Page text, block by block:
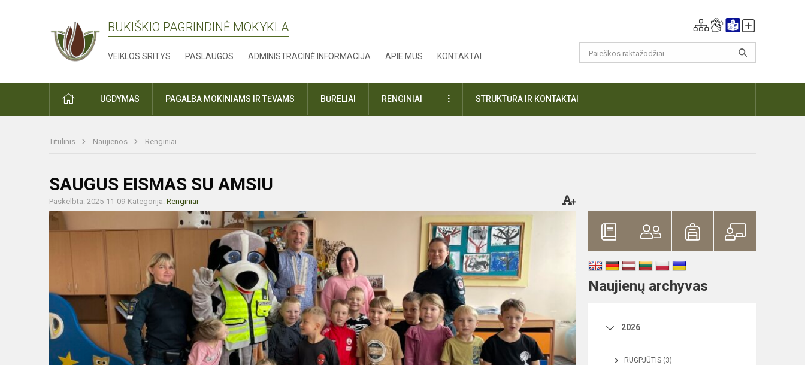
BUKIŠKIO PAGRINDINĖ MOKYKLA
VEIKLOS SRITYS PASLAUGOS ADMINISTRACINĖ INFORMACIJA APIE MUS KONTAKTAI
PRADŽIAUGDYMAS PAGALBA MOKINIAMS IR TĖVAMS BŪRELIAI RENGINIAI DAUGIAUSTRUKTŪRA IR KONTAKTAI
Titulinis Naujienos Renginiai
SAUGUS EISMAS SU AMSIU
Paskelbta: 2025-11-09 Kategorija: Renginiai
Naujienų archyvas
2026
RUGPJŪTIS (3)